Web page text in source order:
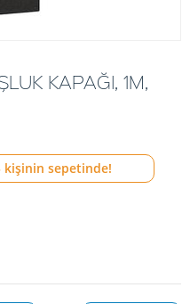
KAPAĞI, 1M,
kişinin sepetinde!